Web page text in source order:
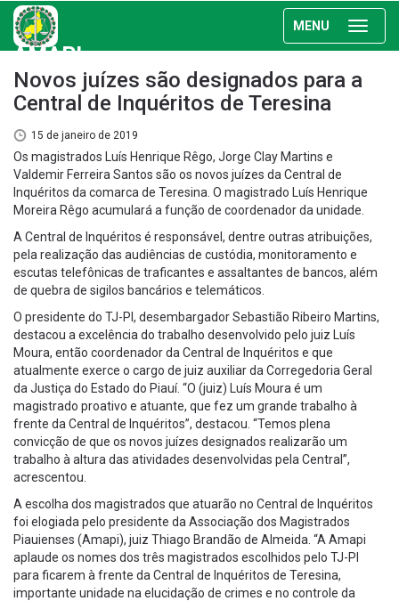
MENU
AMAPI
Novos juízes são designados para a
Central de Inquéritos de Teresina
15 de janeiro de 2019
Os magistrados Luís Henrique Rêgo, Jorge Clay Martins e
Valdemir Ferreira Santos são os novos juízes da Central de
Inquéritos da comarca de Teresina. O magistrado Luís Henrique
Moreira Rêgo acumulará a função de coordenador da unidade.
A Central de Inquéritos é responsável, dentre outras atribuições,
pela realização das audiências de custódia, monitoramento e
escutas telefônicas de traficantes e assaltantes de bancos, além
de quebra de sigilos bancários e telemáticos.
O presidente do TJ-PI, desembargador Sebastião Ribeiro Martins,
destacou a excelência do trabalho desenvolvido pelo juiz Luís
Moura, então coordenador da Central de Inquéritos e que
atualmente exerce o cargo de juiz auxiliar da Corregedoria Geral
da Justiça do Estado do Piauí. “O (juiz) Luís Moura é um
magistrado proativo e atuante, que fez um grande trabalho à
frente da Central de Inquéritos”, destacou. “Temos plena
convicção de que os novos juízes designados realizarão um
trabalho à altura das atividades desenvolvidas pela Central”,
acrescentou.
A escolha dos magistrados que atuarão no Central de Inquéritos
foi elogiada pelo presidente da Associação dos Magistrados
Piauienses (Amapi), juiz Thiago Brandão de Almeida. “A Amapi
aplaude os nomes dos três magistrados escolhidos pelo TJ-PI
para ficarem à frente da Central de Inquéritos de Teresina,
importante unidade na elucidação de crimes e no controle da